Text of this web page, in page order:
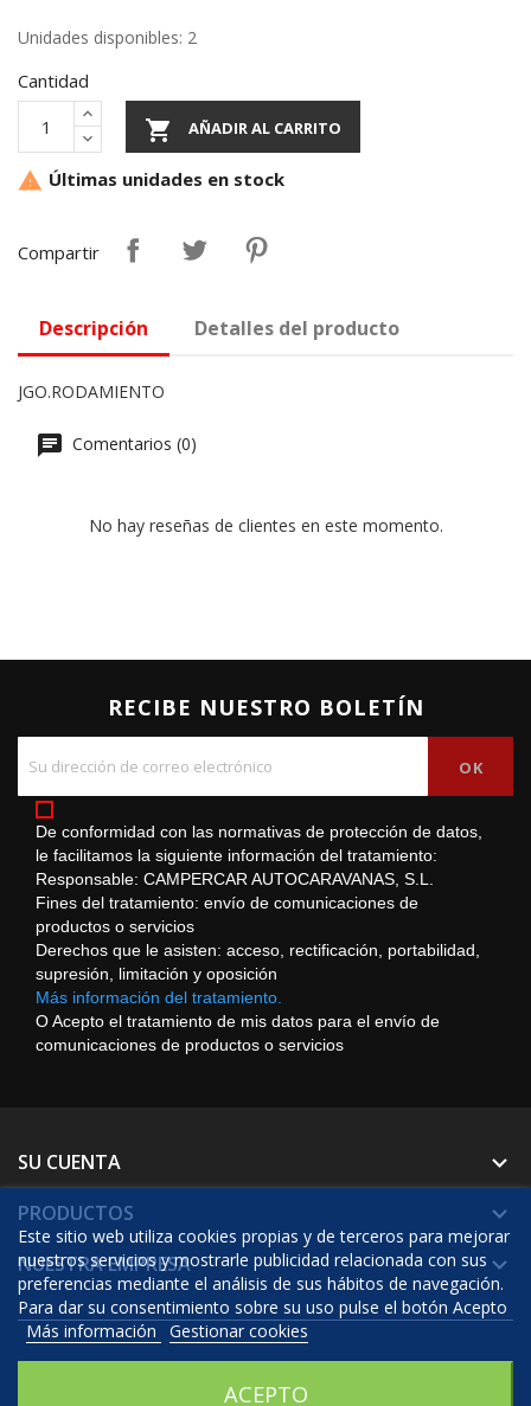
Unidades disponibles: 2
Cantidad
 AÑADIR AL CARRITO
 Últimas unidades en stock
Compartir
Descripción Detalles del producto
JGO.RODAMIENTO
Comentarios (0)
No hay reseñas de clientes en este momento.
RECIBE NUESTRO BOLETÍN
De conformidad con las normativas de protección de datos,
le facilitamos la siguiente información del tratamiento:
Responsable: CAMPERCAR AUTOCARAVANAS, S.L.
Fines del tratamiento: envío de comunicaciones de
productos o servicios
Derechos que le asisten: acceso, rectificación, portabilidad,
supresión, limitación y oposición
Más información del tratamiento.
O Acepto el tratamiento de mis datos para el envío de
comunicaciones de productos o servicios
SU CUENTA 
PRODUCTOS 
NUESTRA EMPRESA 
Este sitio web utiliza cookies propias y de terceros para mejorar
nuestros servicios y mostrarle publicidad relacionada con sus
preferencias mediante el análisis de sus hábitos de navegación.
Para dar su consentimiento sobre su uso pulse el botón Acepto
Más información
Gestionar cookies
ACEPTO
© 2026 - Software Ecommerce desarrollado por Prestashop™